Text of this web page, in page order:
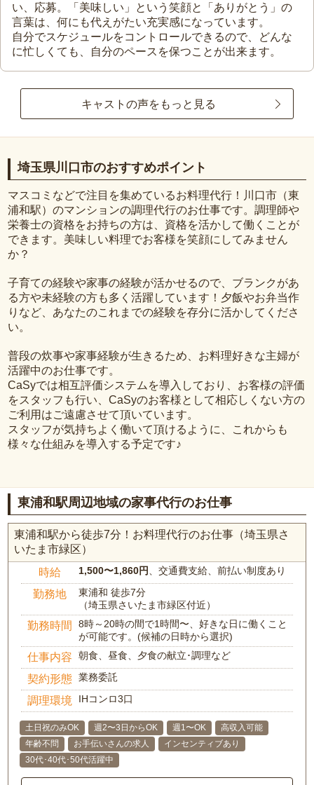
い、応募。「美味しい」という笑顔と「ありがとう」の
言葉は、何にも代えがたい充実感になっています。
自分でスケジュールをコントロールできるので、どんな
に忙しくても、自分のペースを保つことが出来ます。
キャストの声をもっと見る
埼玉県川口市のおすすめポイント
マスコミなどで注目を集めているお料理代行！川口市（東
浦和駅）のマンションの調理代行のお仕事です。調理師や
栄養士の資格をお持ちの方は、資格を活かして働くことが
できます。美味しい料理でお客様を笑顔にしてみません
か？
子育ての経験や家事の経験が活かせるので、ブランクがあ
る方や未経験の方も多く活躍しています！夕飯やお弁当作
りなど、あなたのこれまでの経験を存分に活かしてくださ
い。
普段の炊事や家事経験が生きるため、お料理好きな主婦が
活躍中のお仕事です。
CaSyでは相互評価システムを導入しており、お客様の評価
をスタッフも行い、CaSyのお客様として相応しくない方の
ご利用はご遠慮させて頂いています。
スタッフが気持ちよく働いて頂けるように、これからも
様々な仕組みを導入する予定です♪
東浦和駅周辺地域の家事代行のお仕事
東浦和駅から徒歩7分！お料理代行のお仕事（埼玉県さ
いたま市緑区）
時給 1,500〜1,860円、交通費支給、前払い制度あり
勤務地
東浦和 徒歩7分
（埼玉県さいたま市緑区付近）
勤務時間
8時～20時の間で1時間〜、好きな日に働くこと
が可能です。(候補の日時から選択)
仕事内容 朝食、昼食、夕食の献立･調理など
契約形態 業務委託
調理環境 IHコンロ3口
土日祝のみOK 週2〜3日からOK 週1〜OK
高収入可能
年齢不問
お手伝いさんの求人
インセンティブあり
30代･40代･50代活躍中